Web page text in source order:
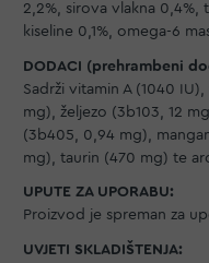
2,2%, sirova vlakna 0,4%,
kiseline 0,1%, omega-6
DODACI (prehrambeni
Sadrži vitamin A (1040
mg), željezo (3b103, 12
(3b405, 0,94 mg),
mg), taurin (470 mg) te
UPUTE ZA UPORABU:
Proizvod je spreman za
UVJETI SKLADIŠTENJA: